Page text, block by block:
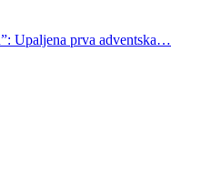
Upaljena prva adventska…